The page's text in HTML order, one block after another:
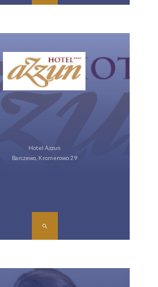
Hotel Azzun
Barczewo, Kromerowo 29